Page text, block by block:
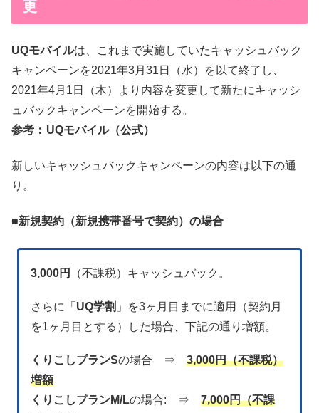
更
UQモバイルは、これまで実施していたキャッシュバック
キャンペーンを2021年3月31日（水）を以て終了し、
2021年4月1日（木）より内容を変更して新たにキャッシ
ュバックキャンペーンを開始する。
参考： UQモバイル（公式）
新しいキャッシュバックキャンペーンの内容は以下の通
り。
■新規契約（新規携帯番号で契約）の場合
3,000円 （不課税）キャッシュバック。
さらに「 UQ学割 」を3ヶ月目までに適用（契約月
を1ヶ月目とする）した場合、下記の通り増額。
くりこしプランSの場合 ⇒3,000円（不課税）
増額
くりこしプランM/Lの場合: ⇒7,000円（不課